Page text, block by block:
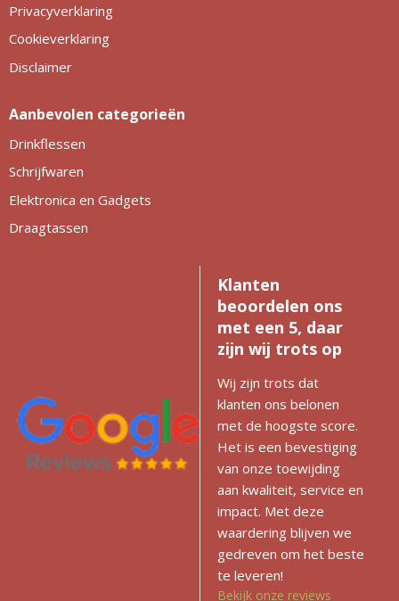
Privacyverklaring
Cookieverklaring
Disclaimer
Aanbevolen categorieën
Drinkflessen
Schrijfwaren
Elektronica en Gadgets
Draagtassen
Klanten
beoordelen ons
met een 5, daar
zijn wij trots op
Wij zijn trots dat
klanten ons belonen
met de hoogste score.
Het is een bevestiging
van onze toewijding
aan kwaliteit, service en
impact. Met deze
waardering blijven we
gedreven om het beste
te leveren!
Bekijk onze reviews